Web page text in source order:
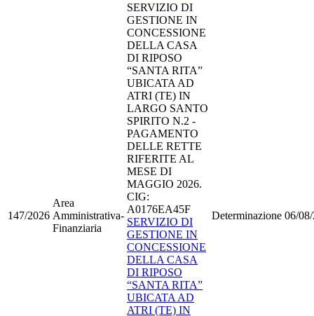
147/2026
Area
Amministrativa-
Finanziaria
SERVIZIO DI
GESTIONE IN
CONCESSIONE
DELLA CASA
DI RIPOSO
“SANTA RITA”
UBICATA AD
ATRI (TE) IN
LARGO SANTO
SPIRITO N.2 -
PAGAMENTO
DELLE RETTE
RIFERITE AL
MESE DI
MAGGIO 2026.
CIG:
A0176EA45F
SERVIZIO DI
GESTIONE IN
CONCESSIONE
DELLA CASA
DI RIPOSO
“SANTA RITA”
UBICATA AD
ATRI (TE) IN
Determinazione 06/